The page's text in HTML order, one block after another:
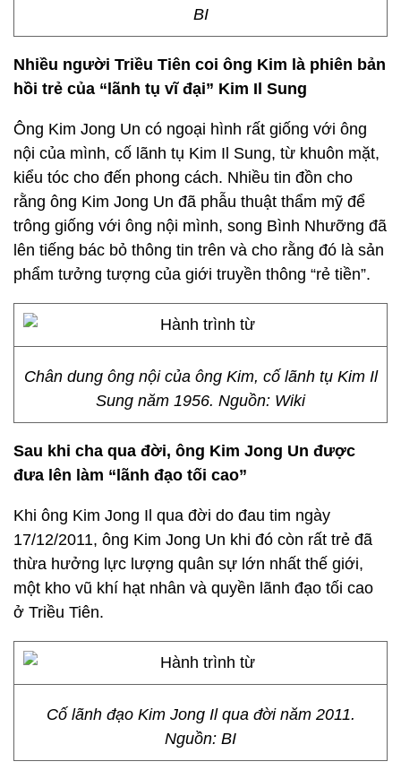
BI
Nhiều người Triều Tiên coi ông Kim là phiên bản
hồi trẻ của “lãnh tụ vĩ đại” Kim Il Sung
Ông Kim Jong Un có ngoại hình rất giống với ông
nội của mình, cố lãnh tụ Kim Il Sung, từ khuôn mặt,
kiểu tóc cho đến phong cách. Nhiều tin đồn cho
rằng ông Kim Jong Un đã phẫu thuật thẩm mỹ để
trông giống với ông nội mình, song Bình Nhưỡng đã
lên tiếng bác bỏ thông tin trên và cho rằng đó là sản
phẩm tưởng tượng của giới truyền thông “rẻ tiền”.
Chân dung ông nội của ông Kim, cố lãnh tụ Kim Il
Sung năm 1956. Nguồn: Wiki
Sau khi cha qua đời, ông Kim Jong Un được
đưa lên làm “lãnh đạo tối cao”
Khi ông Kim Jong Il qua đời do đau tim ngày
17/12/2011, ông Kim Jong Un khi đó còn rất trẻ đã
thừa hưởng lực lượng quân sự lớn nhất thế giới,
một kho vũ khí hạt nhân và quyền lãnh đạo tối cao
ở Triều Tiên.
Cố lãnh đạo Kim Jong Il qua đời năm 2011.
Nguồn: BI